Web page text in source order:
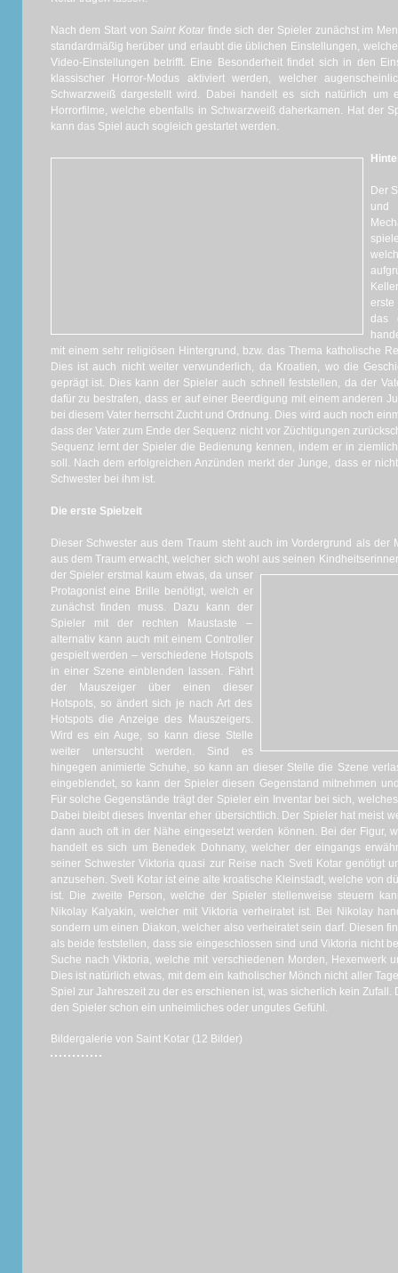
Nach dem Start von Saint Kotar finde sich der Spieler zunächst im
standardmäßig herüber und erlaubt die üblichen Einstellungen,
Video-Einstellungen betrifft. Eine Besonderheit findet sich in den
klassischer Horror-Modus aktiviert werden, welcher
Schwarzweiß dargestellt wird. Dabei handelt es sich natürlich um
Horrorfilme, welche ebenfalls in Schwarzweiß daherkamen. Hat der
kann das Spiel auch sogleich gestartet werden.
Der
das
mit einem sehr religiösen Hintergrund, bzw. das Thema katholische
Dies ist auch nicht weiter verwunderlich, da Kroatien, wo die
geprägt ist. Dies kann der Spieler auch schnell feststellen, da der
dafür zu bestrafen, dass er auf einer Beerdigung mit einem anderen
bei diesem Vater herrscht Zucht und Ordnung. Dies wird auch noch
dass der Vater zum Ende der Sequenz nicht vor Züchtigungen
Sequenz lernt der Spieler die Bedienung kennen, indem er in
soll. Nach dem erfolgreichen Anzünden merkt der Junge, dass er
Schwester bei ihm ist.
Die erste Spielzeit
Dieser Schwester aus dem Traum steht auch im Vordergrund als
aus dem Traum erwacht, welcher sich wohl aus seinen
der Spieler erstmal kaum etwas, da unser
Protagonist eine Brille benötigt, welch er
zunächst finden muss. Dazu kann der
Spieler mit der rechten Maustaste –
alternativ kann auch mit einem Controller
gespielt werden – verschiedene Hotspots
in einer Szene einblenden lassen. Fährt
der Mauszeiger über einen dieser
Hotspots, so ändert sich je nach Art des
Hotspots die Anzeige des Mauszeigers.
Wird es ein Auge, so kann diese Stelle
weiter untersucht werden. Sind es
hingegen animierte Schuhe, so kann an dieser Stelle die Szene
eingeblendet, so kann der Spieler diesen Gegenstand mitnehmen
Für solche Gegenstände trägt der Spieler ein Inventar bei sich,
Dabei bleibt dieses Inventar eher übersichtlich. Der Spieler hat meist
dann auch oft in der Nähe eingesetzt werden können. Bei der Figur,
handelt es sich um Benedek Dohnany, welcher der eingangs
seiner Schwester Viktoria quasi zur Reise nach Sveti Kotar genötigt
anzusehen. Sveti Kotar ist eine alte kroatische Kleinstadt, welche von
ist. Die zweite Person, welche der Spieler stellenweise steuern
Nikolay Kalyakin, welcher mit Viktoria verheiratet ist. Bei Nikolay
sondern um einen Diakon, welcher also verheiratet sein darf. Diesen
als beide feststellen, dass sie eingeschlossen sind und Viktoria nicht
Suche nach Viktoria, welche mit verschiedenen Morden, Hexenwerk
Dies ist natürlich etwas, mit dem ein katholischer Mönch nicht aller
Spiel zur Jahreszeit zu der es erschienen ist, was sicherlich kein
den Spieler schon ein unheimliches oder ungutes Gefühl.
Bildergalerie von Saint Kotar (12 Bilder)